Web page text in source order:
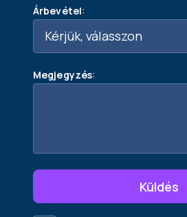
Árbevétel:
Megjegyzés:
Küldés